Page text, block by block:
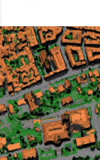
la bioimpression de peau